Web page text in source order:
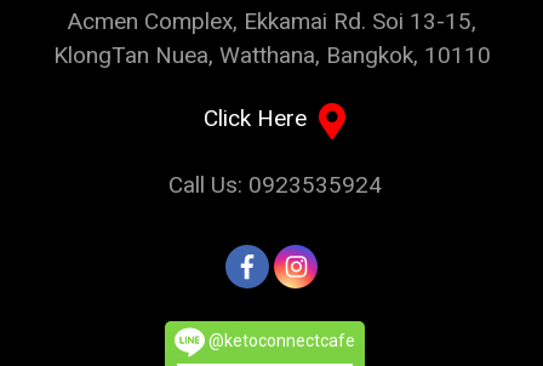
Acmen Complex, Ekkamai Rd. Soi 13-15,
KlongTan Nuea, Watthana, Bangkok, 10110
Click Here
Call Us: 0923535924
@ketoconnectcafe